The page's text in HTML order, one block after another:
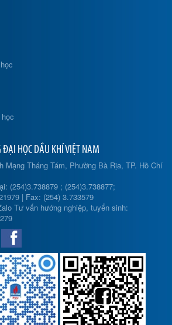
ĐẠI HỌC DẦU KHÍ VIỆT NAM
Mạng Tháng Tám, Phường Bà Rịa, TP. Hồ Chí
(254)3.738879 ; (254)3.738877;
| Fax: (254) 3.733579
Tư vấn hướng nghiệp, tuyển sinh: